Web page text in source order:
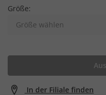
Größe:
Größe wählen
In der Filiale finden